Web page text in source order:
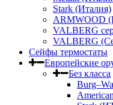
Stark (Италия)
ARMWOOD
VALBERG
VALBERG
Сейфы термостаты
Европейские
Без класса